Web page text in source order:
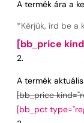
A termék ára a
*Kérjük, írd be a
[bb_price
A termék
[bb_price
[bb_pct